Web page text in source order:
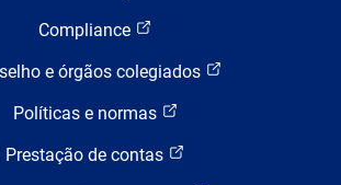
Compliance
e órgãos colegiados
Políticas e normas
Prestação de contas